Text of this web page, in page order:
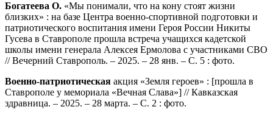
Богатеева О. «Мы понимали, что на кону стоят жизни
близких» : на базе Центра военно-спортивной подготовки и
патриотического воспитания имени Героя России Никиты
Гусева в Ставрополе прошла встреча учащихся кадетской
школы имени генерала Алексея Ермолова с участниками СВО
// Вечерний Ставрополь. – 2025. – 28 янв. – С. 5 : фото.
Военно-патриотическая акция «Земля героев» : [прошла в
Ставрополе у мемориала «Вечная Слава»] // Кавказская
здравница. – 2025. – 28 марта. – С. 2 : фото.